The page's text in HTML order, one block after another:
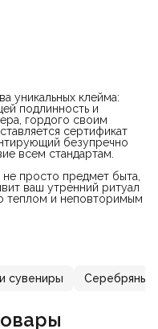
уникальных клейма:
подлинность и
гордого своим
сертификат
безупречно
всем стандартам.
просто предмет быта,
ваш утренний ритуал
теплом и неповторимым
сувениры Серебряные